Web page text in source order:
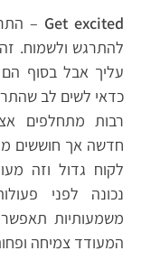
Get excited
–
להתרגש ולשמוח. זה
עליך אבל בסוף
כדאי לשים לב
רבות מתחלפים
חדשה אך חוששים
לקוח גדול וזה
נכונה לפני
משמעותיות
המעודד צמיחה